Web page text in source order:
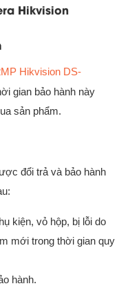
Hikvision
Hikvision DS-
gian bảo hành này
sản phẩm.
đổi trả và bảo hành
kiện, vỏ hộp, bị lỗi do
mới trong thời gian quy
hành.